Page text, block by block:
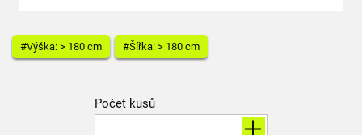
#Výška: > 180 cm #Šířka: > 180 cm
Počet kusů